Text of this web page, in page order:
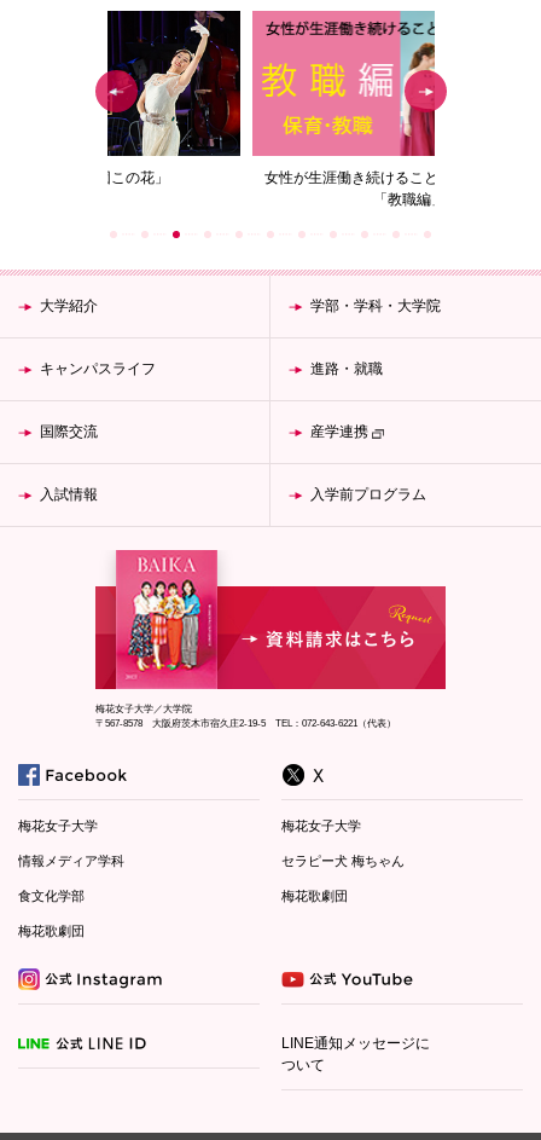
女性が生涯働き続けることのできる資格取得
大学紹介 学部・学科・大学院
キャンパスライフ 進路・就職
国際交流 産学連携
入試情報 入学前プログラム
梅花女子大学／大学院
〒567-8578 大阪府茨木市宿久庄2-19-5 TEL：072-643-6221（代表）
梅花女子大学
情報メディア学科
食文化学部
梅花歌劇団
梅花女子大学
セラピー犬 梅ちゃん
梅花歌劇団
LINE通知メッセージに
ついて